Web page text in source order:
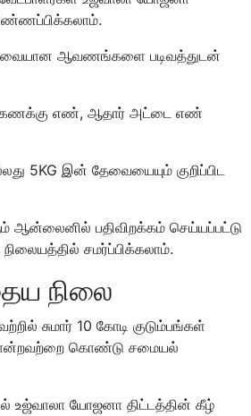
ஆவணங்களை படிவத்துடன்
கணக்கு எண், ஆதார் அட்டை எண்
5KG இன் தேவையையும் குறிப்பிட
ஆன்லைனில் பதிவிறக்கம் செய்யப்பட்டு
சமர்ப்பிக்கலாம்.
நிலை
சுமார் 10 கோடி குடும்பங்கள்
போன்றவற்றை கொண்டு சமையல்
உஜ்வாலா யோஜனா திட்டத்தின் கீழ்